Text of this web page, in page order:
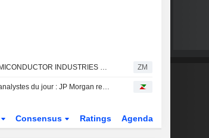
BE SEMICONDUCTOR INDUSTRIES N.V. : KB Securities revoit son opinion et passe à neutre ZM
Avis d'analystes du jour : JP Morgan repasse positif sur Nexans, nouveaux suivis sur Assystem et GTT
Consensus Ratings Agenda